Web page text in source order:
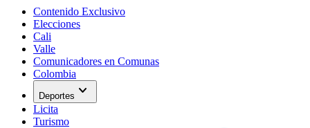
Contenido Exclusivo
Elecciones
Cali
Valle
Comunicadores en Comunas
Colombia
Deportes expand_more
Licita
Turismo